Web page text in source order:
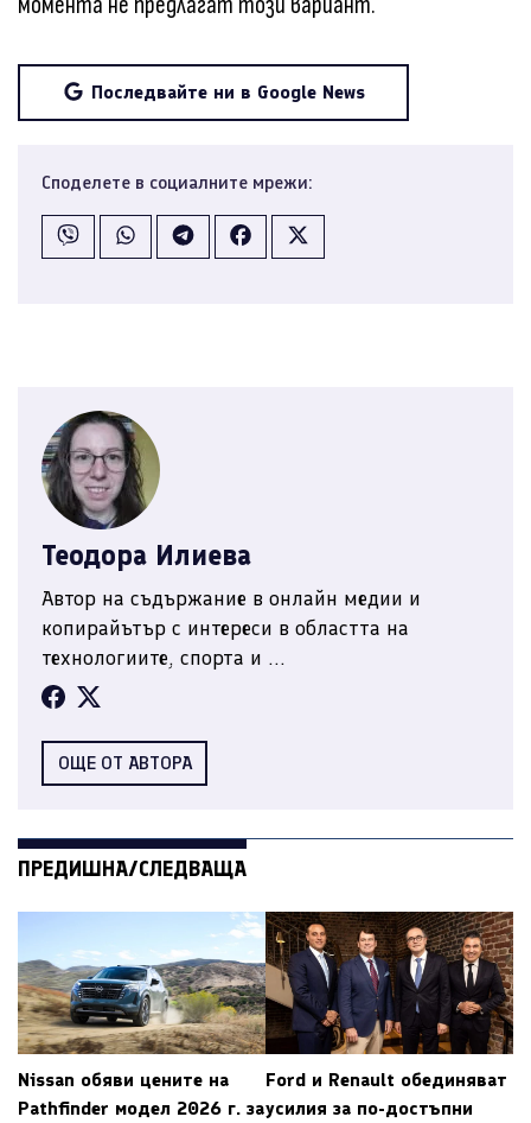
Последвайте ни в Google News
Споделете в социалните мрежи:
Теодора Илиева
Автор на съдържание в онлайн медии и
копирайътър с интереси в областта на
технологиите, спорта и ...
ОЩЕ ОТ АВТОРА
ПРЕДИШНА/СЛЕДВАЩА
Nissan обяви цените на
Pathfinder модел 2026 г. за
Ford и Renault обединяват
усилия за по-достъпни